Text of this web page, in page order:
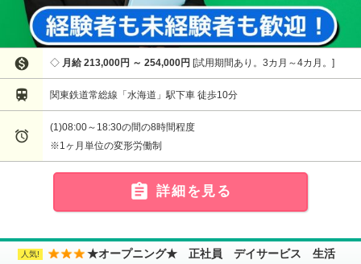
 月給 213,000円 ～ 254,000円 試用期間あり。3カ月～4カ月。
 関東鉄道常総線「水海道」駅下車 徒歩10分

(1)08:00～18:30の間の8時間程度
※1ヶ月単位の変形労働制
 詳細を見る
★オープニング★ 正社員 デイサービス 生活